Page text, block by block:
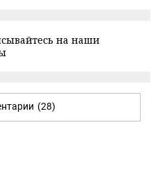
на наши
(28)